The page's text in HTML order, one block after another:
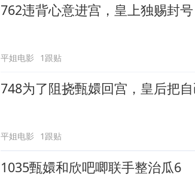
762违背心意进宫，皇上独赐封号
平姐电影 1跟贴
748为了阻挠甄嬛回宫，皇后把
平姐电影 1跟贴
1035甄嬛和欣吧唧联手整治瓜6